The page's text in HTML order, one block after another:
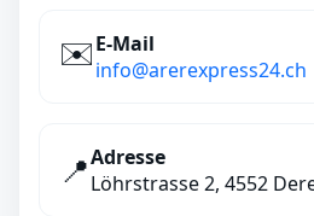
✉️E‑Mail
info@arerexpress24.ch
📍Adresse
Löhrstrasse 2, 4552